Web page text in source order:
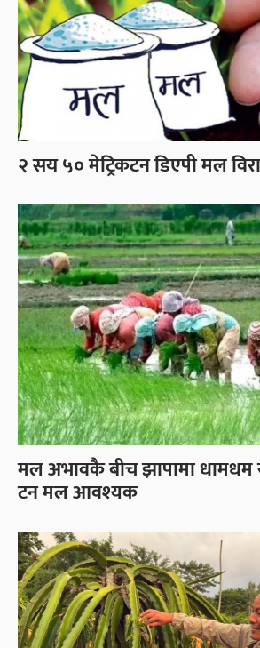
२ सय ५० मेट्रिकटन डिएपी मल
मल अभावकै बीच झापामा धामधम
टन मल आवश्यक